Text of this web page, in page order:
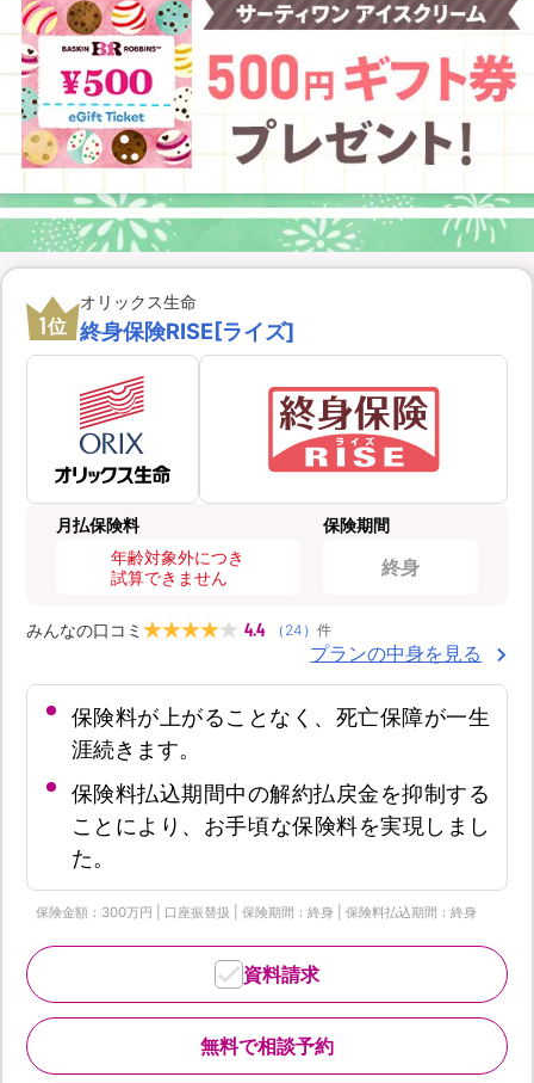
1位
オリックス生命
終身保険RISE[ライズ]
月払保険料
年齢対象外につき
試算できません
保険期間
終身
みんなの口コミ 4.4 （ 24 ） 件
プランの中身を見る
保険料が上がることなく、死亡保障が一生
涯続きます。
保険料払込期間中の解約払戻金を抑制する
ことにより、お手頃な保険料を実現しまし
た。
保険金額：300万円 | 口座振替扱 | 保険期間：終身 | 保険料払込期間：終身
無料で相談予約
資料請求